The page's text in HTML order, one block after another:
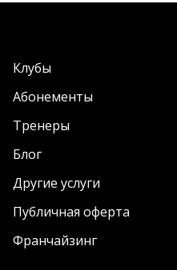
Клубы
Абонементы
Тренеры
Блог
Другие услуги
Публичная оферта
Франчайзинг